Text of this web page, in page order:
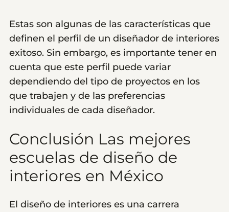
Estas son algunas de las características que
definen el perfil de un diseñador de interiores
exitoso. Sin embargo, es importante tener en
cuenta que este perfil puede variar
dependiendo del tipo de proyectos en los
que trabajen y de las preferencias
individuales de cada diseñador.
Conclusión Las mejores
escuelas de diseño de
interiores en México
El diseño de interiores es una carrera